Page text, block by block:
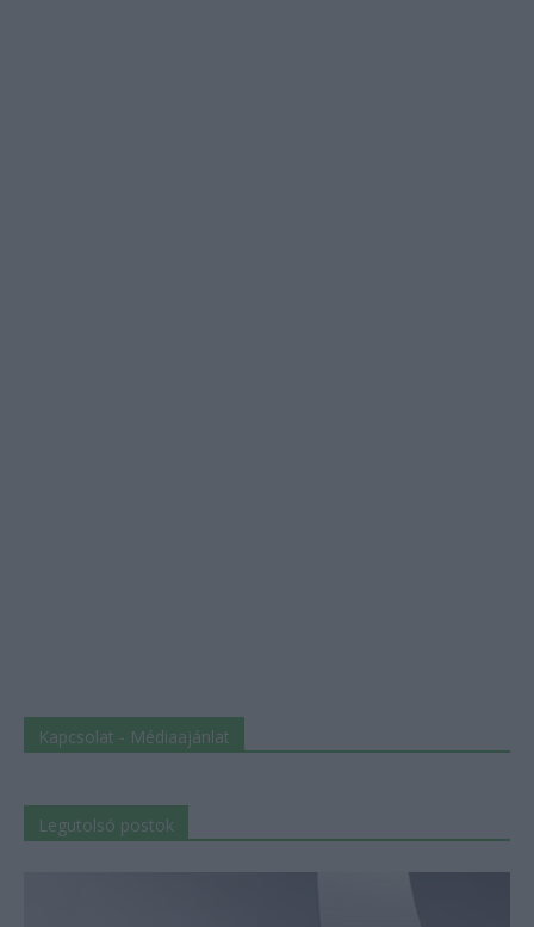
Kapcsolat - Médiaajánlat
Legutolsó postok